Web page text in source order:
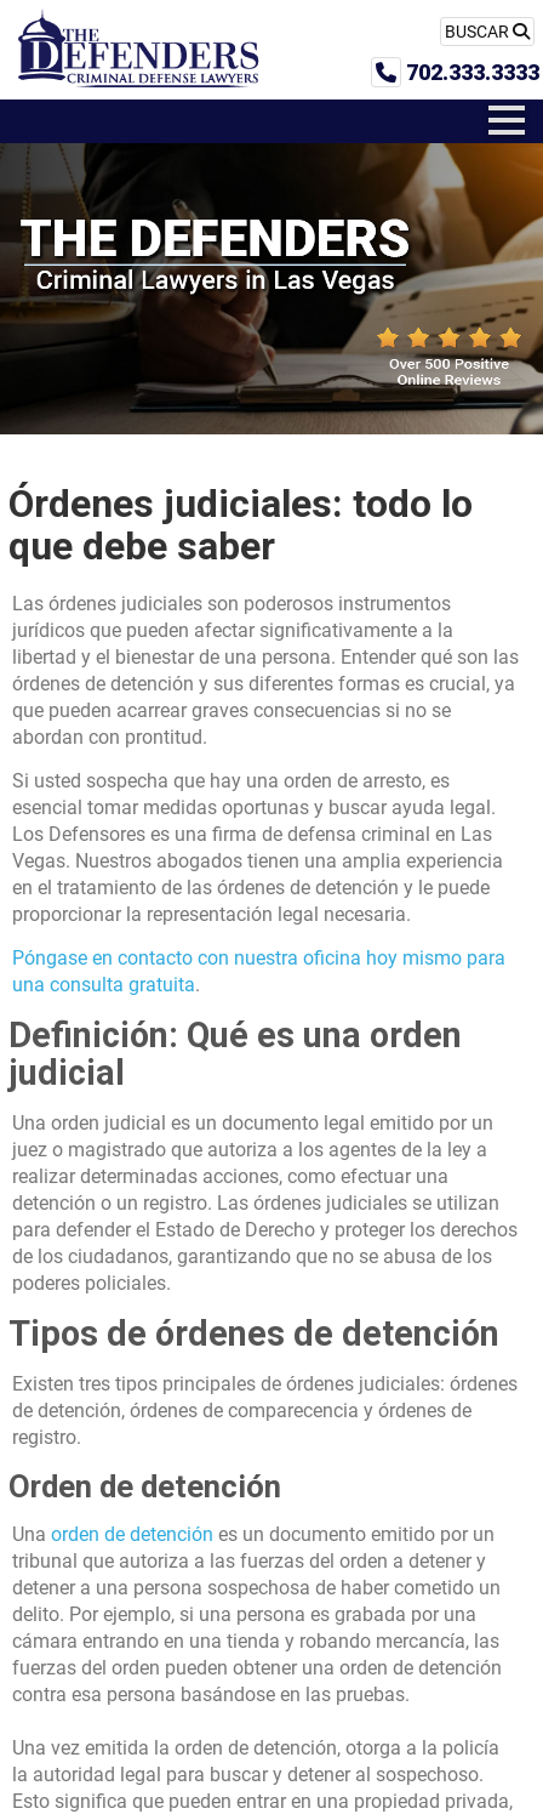
BUSCAR
702.333.3333
Órdenes judiciales: todo lo
que debe saber
Las órdenes judiciales son poderosos instrumentos
jurídicos que pueden afectar significativamente a la
libertad y el bienestar de una persona. Entender qué son las
órdenes de detención y sus diferentes formas es crucial, ya
que pueden acarrear graves consecuencias si no se
abordan con prontitud.
Si usted sospecha que hay una orden de arresto, es
esencial tomar medidas oportunas y buscar ayuda legal.
Los Defensores es una firma de defensa criminal en Las
Vegas. Nuestros abogados tienen una amplia experiencia
en el tratamiento de las órdenes de detención y le puede
proporcionar la representación legal necesaria.
Póngase en contacto con nuestra oficina hoy mismo para
una consulta gratuita.
Definición: Qué es una orden
judicial
Una orden judicial es un documento legal emitido por un
juez o magistrado que autoriza a los agentes de la ley a
realizar determinadas acciones, como efectuar una
detención o un registro. Las órdenes judiciales se utilizan
para defender el Estado de Derecho y proteger los derechos
de los ciudadanos, garantizando que no se abusa de los
poderes policiales.
Tipos de órdenes de detención
Existen tres tipos principales de órdenes judiciales: órdenes
de detención, órdenes de comparecencia y órdenes de
registro.
Orden de detención
Una orden de detención es un documento emitido por un
tribunal que autoriza a las fuerzas del orden a detener y
detener a una persona sospechosa de haber cometido un
delito. Por ejemplo, si una persona es grabada por una
cámara entrando en una tienda y robando mercancía, las
fuerzas del orden pueden obtener una orden de detención
contra esa persona basándose en las pruebas.
Una vez emitida la orden de detención, otorga a la policía
la autoridad legal para buscar y detener al sospechoso.
Esto significa que pueden entrar en una propiedad privada,